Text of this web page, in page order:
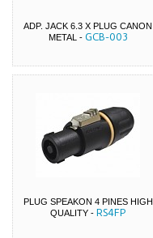
ADP. JACK 6.3 X PLUG CANON
METAL - GCB-003
PLUG SPEAKON 4 PINES HIGH
QUALITY- RS4FP